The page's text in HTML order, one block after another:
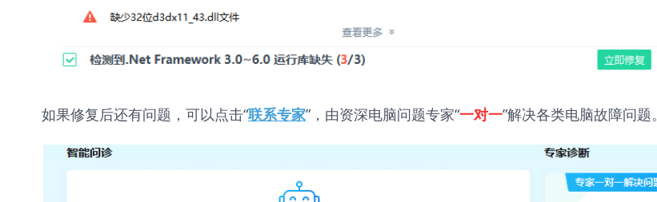
如果修复后还有问题，可以点击“联系专家”，由资深电脑问题专家“一对一”解决各类电脑故障问题。